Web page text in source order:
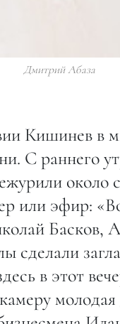
Дмитрий Абаза
Кишинев в
С раннего
около
или эфир:
Басков,
сделали
в этот